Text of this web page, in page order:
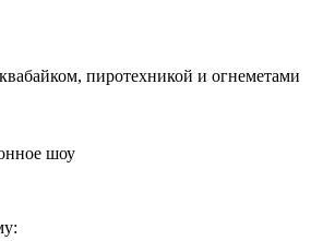
пиротехникой и огнеметами
шоу